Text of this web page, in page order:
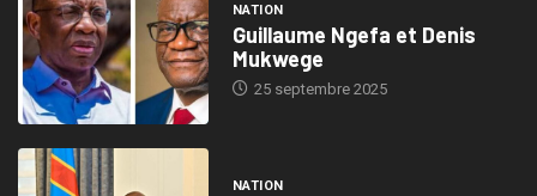
NATION
Guillaume Ngefa et Denis
Mukwege
25 septembre 2025
NATION